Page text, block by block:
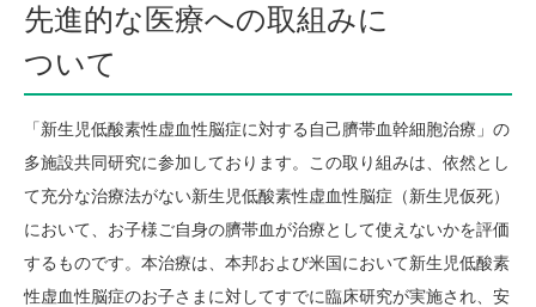
先進的な医療への取組みに
ついて
「新生児低酸素性虚血性脳症に対する自己臍帯血幹細胞治療」の
多施設共同研究に参加しております。この取り組みは、依然とし
て充分な治療法がない新生児低酸素性虚血性脳症（新生児仮死）
において、お子様ご自身の臍帯血が治療として使えないかを評価
するものです。本治療は、本邦および米国において新生児低酸素
性虚血性脳症のお子さまに対してすでに臨床研究が実施され、安